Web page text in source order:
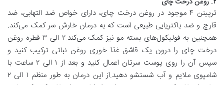
ترپینن ۴ موجود در روغن درخت چای، دارای خواص ضد التهابی، ضد
قارچ و ضد باکتریایی طبیعی است که به درمان خارش سر کمک می‌کند.
همچنین به فولیکول‌های بسته مو نیز کمک می‌کند.۲ الی ۳ قطره روغن
درخت چای را درون یک قاشق غذا خوری روغن نباتی ترکیب کنید و
سپس آن را روی پوست سرتان اعمال کنید و بعد از ۱ الی ۲ ساعت با
شامپوی ملایم و آب شستشو دهید.از این درمان به طور منظم ۱ الی ۲